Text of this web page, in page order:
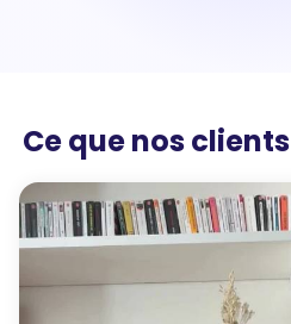
Ce que nos clients